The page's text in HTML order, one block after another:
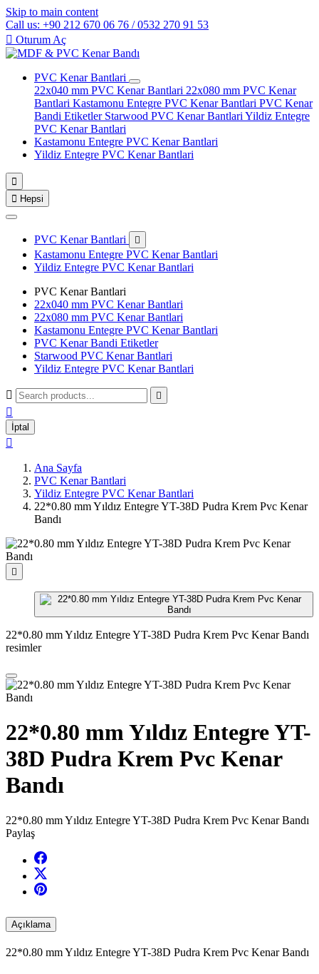
Skip to main content
Call us: +90 212 670 06 76 / 0532 270 91 53
 Oturum Aç
PVC Kenar Bantlari
22x040 mm PVC Kenar Bantlari 22x080 mm PVC Kenar
Bantlari Kastamonu Entegre PVC Kenar Bantlari PVC Kenar
Bandi Etiketler Starwood PVC Kenar Bantlari Yildiz Entegre
PVC Kenar Bantlari
Kastamonu Entegre PVC Kenar Bantlari
Yildiz Entegre PVC Kenar Bantlari

 Hepsi
PVC Kenar Bantlari 
Kastamonu Entegre PVC Kenar Bantlari
Yildiz Entegre PVC Kenar Bantlari
PVC Kenar Bantlari
22x040 mm PVC Kenar Bantlari
22x080 mm PVC Kenar Bantlari
Kastamonu Entegre PVC Kenar Bantlari
PVC Kenar Bandi Etiketler
Starwood PVC Kenar Bantlari
Yildiz Entegre PVC Kenar Bantlari
 

İptal

Ana Sayfa
PVC Kenar Bantlari
Yildiz Entegre PVC Kenar Bantlari
22*0.80 mm Yıldız Entegre YT-38D Pudra Krem Pvc Kenar
Bandı

22*0.80 mm Yıldız Entegre YT-38D Pudra Krem Pvc Kenar Bandı
resimler
22*0.80 mm Yıldız Entegre YT-
38D Pudra Krem Pvc Kenar
Bandı
22*0.80 mm Yıldız Entegre YT-38D Pudra Krem Pvc Kenar Bandı
Paylaş
Açıklama
22*0.80 mm Yıldız Entegre YT-38D Pudra Krem Pvc Kenar Bandı